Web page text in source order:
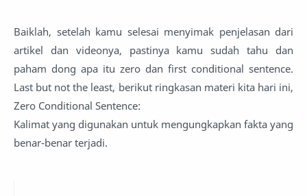
Baiklah, setelah kamu selesai menyimak penjelasan dari
artikel dan videonya, pastinya kamu sudah tahu dan
paham dong apa itu zero dan first conditional sentence.
Last but not the least, berikut ringkasan materi kita hari ini,
Zero Conditional Sentence:
Kalimat yang digunakan untuk mengungkapkan fakta yang
benar-benar terjadi.